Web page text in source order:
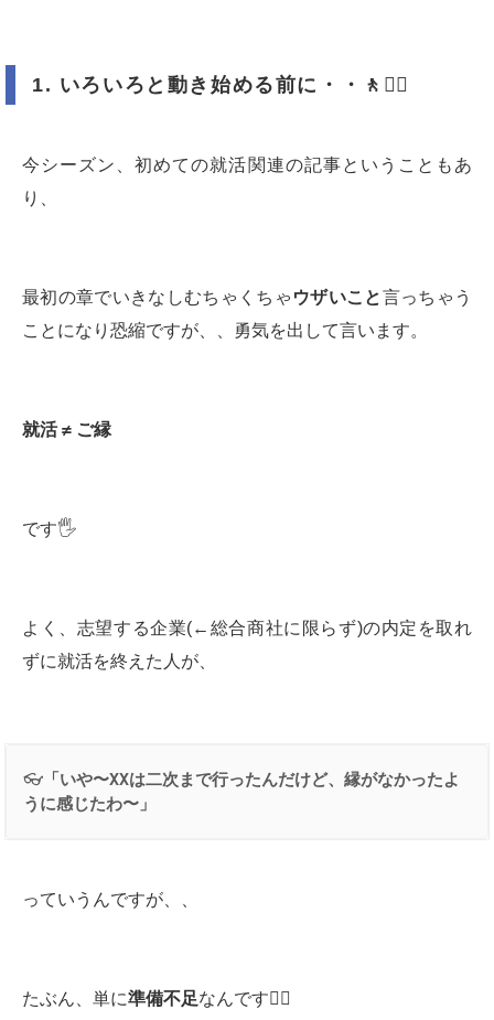
1. いろいろと動き始める前に・・ 🚶🚶‍♀️
今シーズン、初めての就活関連の記事ということもあ
り、
最初の章でいきなしむちゃくちゃ ウザいこと言っちゃう
ことになり恐縮ですが、、勇気を出して言います。
就活≠ ご縁
です🖐
よく、志望する企業(←総合商社に限らず)の内定を取れ
ずに就活を終えた人が、
👓 「いや〜XXは二次まで行ったんだけど、縁がなかったよ
うに感じたわ〜」
っていうんですが、、
たぶん、単に準備不足なんです🤷‍♀️